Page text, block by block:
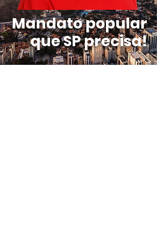
Mandato popular
que SP precisa!